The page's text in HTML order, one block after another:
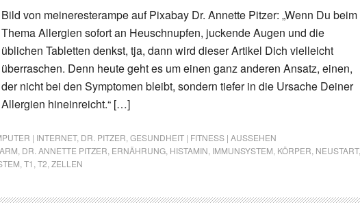
Bild von meineresterampe auf Pixabay Dr. Annette Pitzer: „Wenn Du beim
Thema Allergien sofort an Heuschnupfen, juckende Augen und die
üblichen Tabletten denkst, tja, dann wird dieser Artikel Dich vielleicht
überraschen. Denn heute geht es um einen ganz anderen Ansatz, einen,
der nicht bei den Symptomen bleibt, sondern tiefer in die Ursache Deiner
Allergien hineinreicht.“ […]
| INTERNET, DR. PITZER GESUNDHEIT | FITNESS | AUSSEHEN
DR. ANNETTE PITZER ERNÄHRUNG HISTAMIN IMMUNSYSTEM KÖRPER NEUSTART,
T1 T2 ZELLEN